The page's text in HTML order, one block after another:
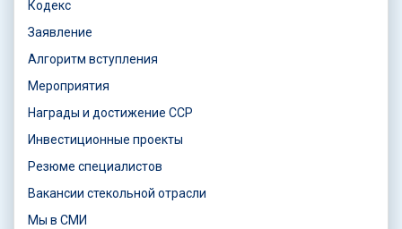
Кодекс
Заявление
Алгоритм вступления
Мероприятия
Награды и достижение ССР
Инвестиционные проекты
Резюме специалистов
Вакансии стекольной отрасли
Мы в СМИ